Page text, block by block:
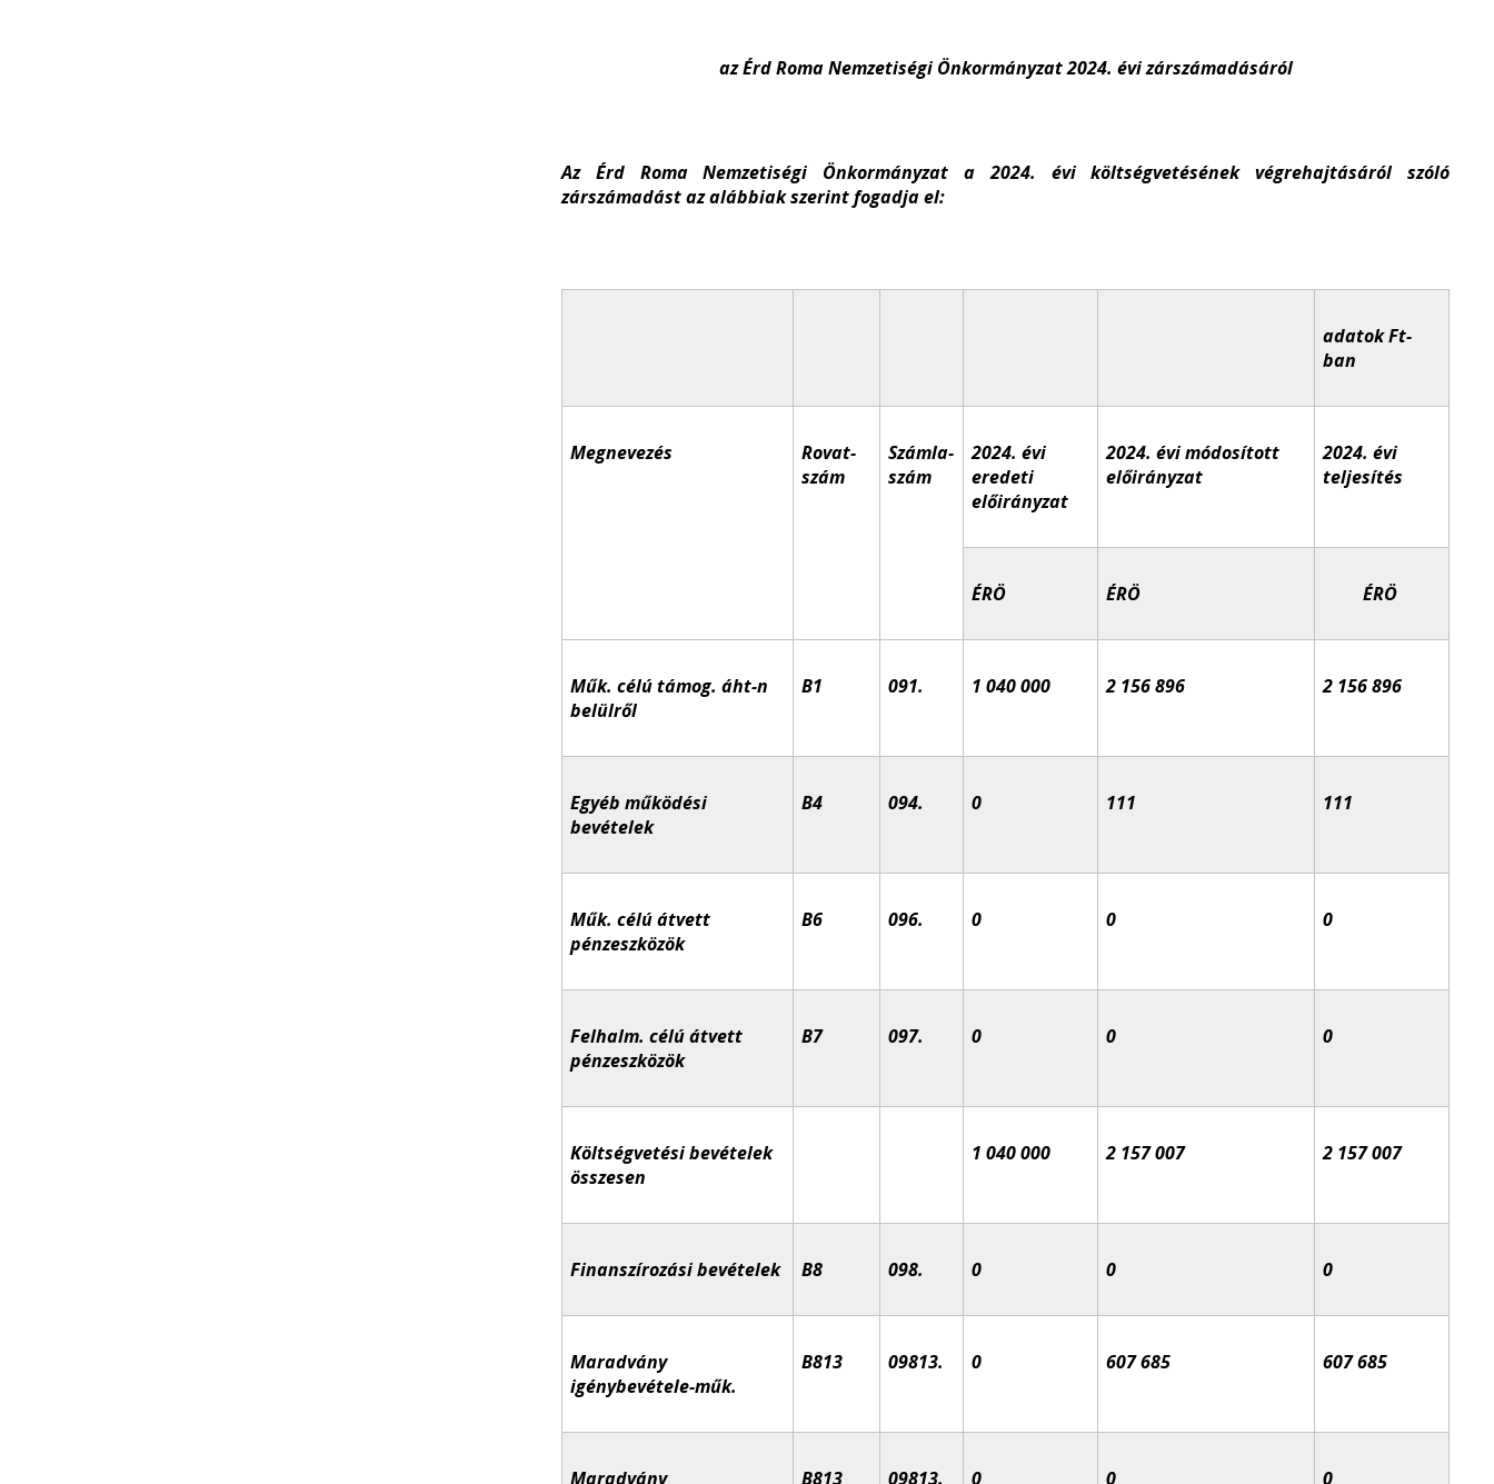
az Érd Roma Nemzetiségi Önkormányzat 2024. évi zárszámadásáról
Az Érd Roma Nemzetiségi Önkormányzat a 2024. évi költségvetésének végrehajtásáról szóló
zárszámadást az alábbiak szerint fogadja el:
adatok Ft-
ban
Megnevezés
Rovat-
szám
Számla-
szám
2024. évi
eredeti
előirányzat
2024. évi módosított
előirányzat
2024. évi
teljesítés
ÉRÖ ÉRÖ ÉRÖ
Műk. célú támog. áht-n
belülről
B1 091. 1 040 000 2 156 896 2 156 896
Egyéb működési
bevételek
B4 094. 0 111 111
Műk. célú átvett
pénzeszközök
B6 096. 0 0 0
Felhalm. célú átvett
pénzeszközök
B7 097. 0 0 0
Költségvetési bevételek
összesen
1 040 000 2 157 007 2 157 007
Finanszírozási bevételek B8 098. 0 0 0
Maradvány
igénybevétele-műk.
B813 09813. 0 607 685 607 685
Maradvány B813 09813. 0 0 0